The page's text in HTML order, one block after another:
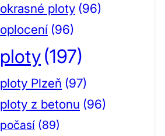
okrasné ploty (96)
oplocení (96)
ploty(197)
ploty Plzeň (97)
ploty z betonu (96)
počasí (89)